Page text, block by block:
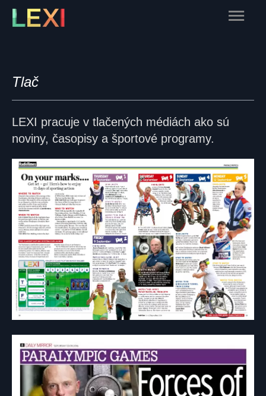
Skip
Main
Tlač
LEXI pracuje v tlačených médiách ako sú
noviny, časopisy a športové programy.